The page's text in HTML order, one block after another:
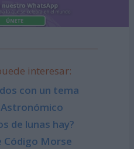
interesar:
con un tema
de lunas hay?
Código Morse